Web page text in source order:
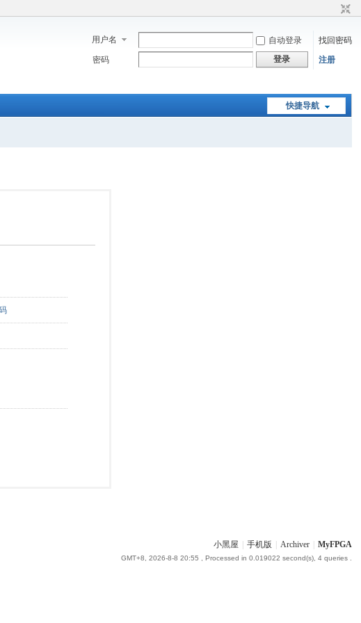
用户名 自动登录
找回密码
密码
登录 注册
快捷导航
小黑屋 手机版 Archiver MyFPGA
GMT+8, 2026-8-8 20:55 , Processed in 0.019022 second(s), 4 queries .